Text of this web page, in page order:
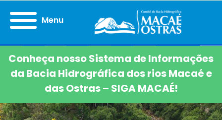
Menu
Conheça nosso Sistema de Informações
da Bacia Hidrográfica dos rios Macaé e
das Ostras – SIGA MACAÉ!